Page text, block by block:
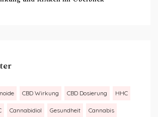
CBD Wirkung CBD Dosierung HHC
Cannabidiol Gesundheit Cannabis